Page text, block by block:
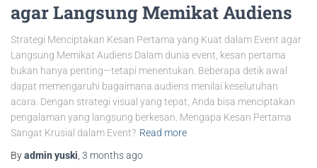
agar Langsung Memikat Audiens
Strategi Menciptakan Kesan Pertama yang Kuat dalam Event agar
Langsung Memikat Audiens Dalam dunia event, kesan pertama
bukan hanya penting—tetapi menentukan. Beberapa detik awal
dapat memengaruhi bagaimana audiens menilai keseluruhan
acara. Dengan strategi visual yang tepat, Anda bisa menciptakan
pengalaman yang langsung berkesan. Mengapa Kesan Pertama
Sangat Krusial dalam Event? Read more
Byadmin yuski 3 monthsago